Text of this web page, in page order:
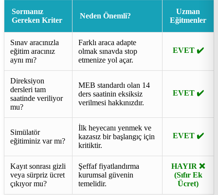
Sormanız
Gereken Kriter
Neden Önemli?
Uzman
Eğitmenler
Sınav aracınızla
eğitim aracınız
aynı mı?
Farklı araca adapte
olmak sınavda stop
etmenize yol açar.
EVET ✔️
Direksiyon
dersleri tam
saatinde veriliyor
mu?
MEB standardı olan 14
ders saatinin eksiksiz
verilmesi hakkınızdır.
EVET ✔️
Simülatör
eğitiminiz var mı?
İlk heyecanı yenmek ve
kazasız bir başlangıç için
kritiktir.
EVET ✔️
Kayıt sonrası gizli
veya sürpriz ücret
çıkıyor mu?
Şeffaf fiyatlandırma
kurumsal güvenin
temelidir.
HAYIR ❌
(Sıfır Ek
Ücret)